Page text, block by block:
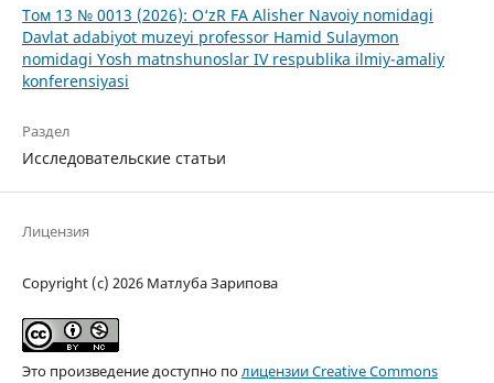
Том 13 № 0013 (2026): O‘zR FA Alisher Navoiy nomidagi
Davlat adabiyot muzeyi professor Hamid Sulaymon
nomidagi Yosh matnshunoslar IV respublika ilmiy-amaliy
konferensiyasi
Раздел
Исследовательские статьи
Лицензия
Copyright (c) 2026 Матлуба Зарипова
Это произведение доступно полицензии Creative Commons